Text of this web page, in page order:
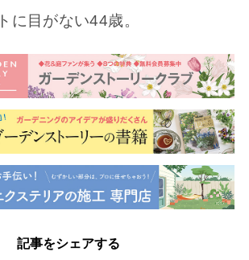
に目がない44歳。
記事をシェアする